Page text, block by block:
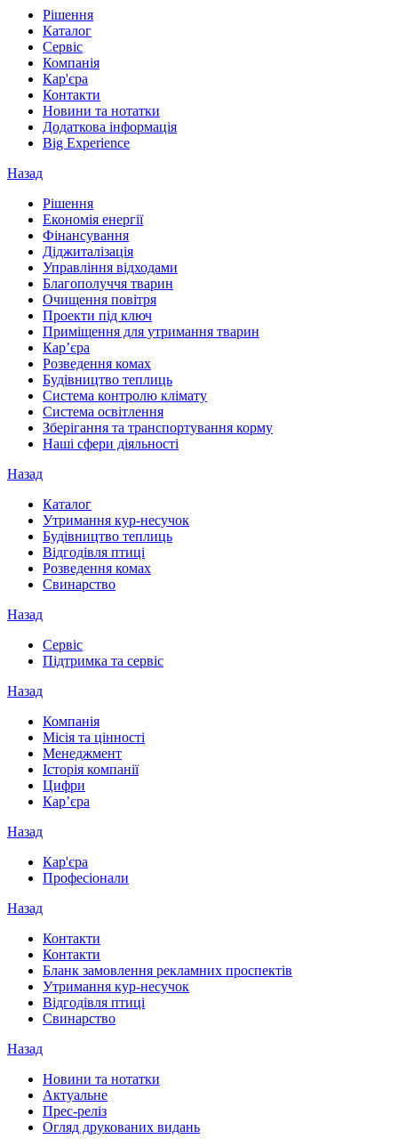
Рішення
Каталог
Сервіс
Компанія
Кар'єра
Контакти
Новини та нотатки
Додаткова інформація
Big Experience
Назад
Рішення
Економія енергії
Фінансування
Діджиталізація
Управління відходами
Благополуччя тварин
Очищення повітря
Проекти під ключ
Приміщення для утримання тварин
Кар’єра
Розведення комах
Будівництво теплиць
Система контролю клімату
Система освітлення
Зберігання та транспортування корму
Наші сфери діяльності
Назад
Каталог
Утримання кур-несучок
Будівництво теплиць
Відгодівля птиці
Розведення комах
Свинарство
Назад
Сервіс
Підтримка та сервіс
Назад
Компанія
Місія та цінності
Менеджмент
Історія компанії
Цифри
Кар’єра
Назад
Кар'єра
Професіонали
Назад
Контакти
Контакти
Бланк замовлення рекламних проспектів
Утримання кур-несучок
Відгодівля птиці
Свинарство
Назад
Новини та нотатки
Актуальне
Прес-реліз
Огляд друкованих видань